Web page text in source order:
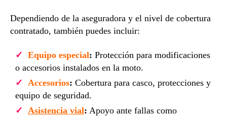
Dependiendo de la aseguradora y el nivel de cobertura
contratado, también puedes incluir:
Equipo especial: Protección para modificaciones
o accesorios instalados en la moto.
Accesorios: Cobertura para casco, protecciones y
equipo de seguridad.
Asistencia vial: Apoyo ante fallas como